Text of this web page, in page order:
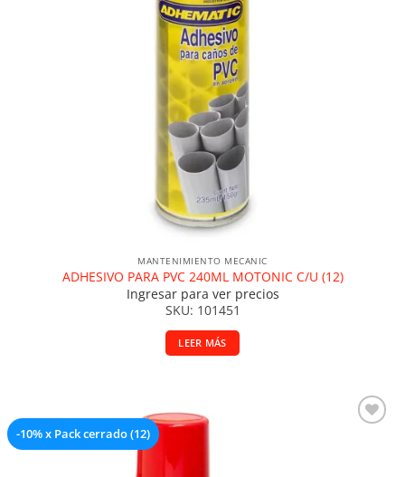
MANTENIMIENTO MECANIC
ADHESIVO PARA PVC 240ML MOTONIC C/U (12)
Ingresar para ver precios
SKU: 101451
LEER MÁS
-10% x Pack cerrado (12)